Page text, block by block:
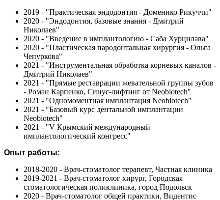
2019 - "Практическая эндодонтия - Доменико Рикуччи"
2020 - "Эндодонтия, базовые знания - Дмитрий
Николаев"
2020 - "Введение в имплантологию - Саба Хурцилава"
2020 - "Пластическая пародонтальная хирургия - Ольга
Чепуркова"
2021 - "Инструментальная обработка корневых каналов -
Дмитрий Николаев"
2021 - "Прямые реставрации жевательной группы зубов
- Роман Карпенко, Синус-лифтинг от Neobiotech"
2021 - "Одномоментная имплантация Neobiotech"
2021 - "Базовый курс дентальной имплантации
Neobiotech"
2021 - "V Крымский международный
имплантологический конгресс"
Опыт работы:
2018-2020 - Врач-стоматолог терапевт, Частная клиника
2019-2021 - Врач-стоматолог хирург, Городская
стоматологическая поликлиника, город Подольск
2020 - Врач-стоматолог общей практики, Видентис